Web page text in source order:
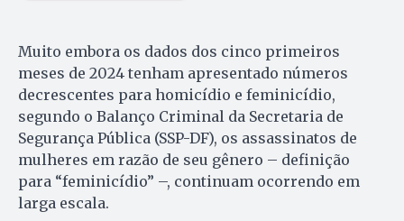
Muito embora os dados dos cinco primeiros
meses de 2024 tenham apresentado números
decrescentes para homicídio e feminicídio,
segundo o Balanço Criminal da Secretaria de
Segurança Pública (SSP-DF), os assassinatos de
mulheres em razão de seu gênero – definição
para “feminicídio” –, continuam ocorrendo em
larga escala.